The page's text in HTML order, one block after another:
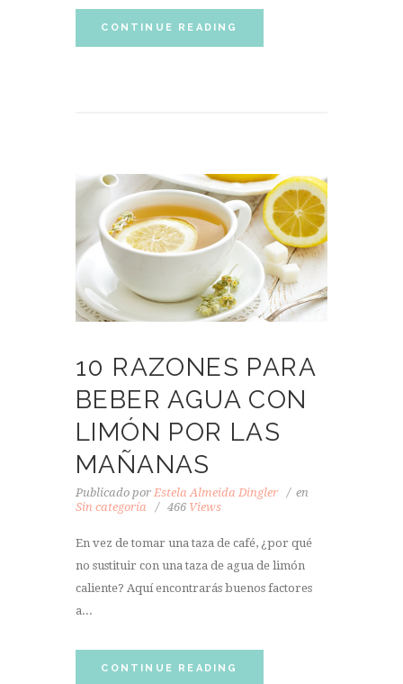
CONTINUE READING
10 RAZONES PARA
BEBER AGUA CON
LIMÓN POR LAS
MAÑANAS
Publicado por Estela Almeida Dingler
en
Sin categoría
466 Views
En vez de tomar una taza de café, ¿por qué
no sustituir con una taza de agua de limón
caliente? Aquí encontrarás buenos factores
a...
CONTINUE READING